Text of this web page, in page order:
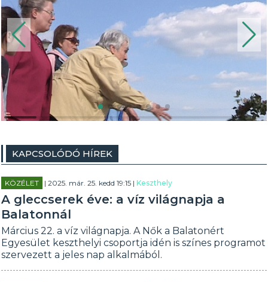
KAPCSOLÓDÓ HÍREK
KÖZÉLET | 2025. már. 25. kedd 19:15 |Keszthely
A gleccserek éve: a víz világnapja a
Balatonnál
Március 22. a víz világnapja. A Nők a Balatonért
Egyesület keszthelyi csoportja idén is színes programot
szervezett a jeles nap alkalmából.